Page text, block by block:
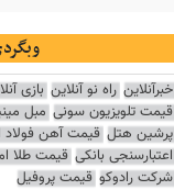
خبرآنلاین راه نو آنلاین بازی
قیمت تلویزیون سونی مبل
پرشین هتل قیمت آهن فولاد
اعتبارسنجی بانکی قیمت طلا
شرکت رادوکو قیمت پروفیل